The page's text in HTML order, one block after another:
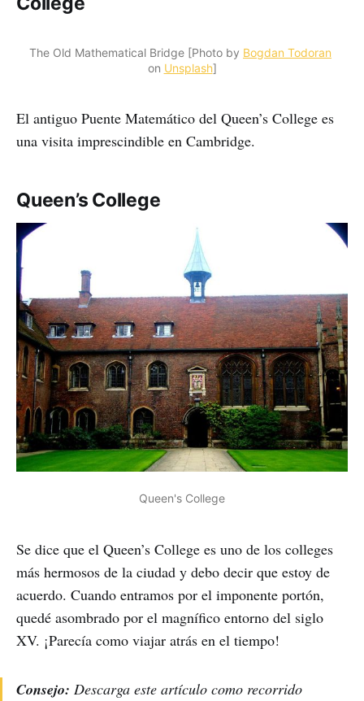
The Old Mathematical Bridge [Photo by Bogdan Todoran
on Unsplash]
El antiguo Puente Matemático del Queen’s College es
una visita imprescindible en Cambridge.
Queen’s College
Queen's College
Se dice que el Queen’s College es uno de los colleges
más hermosos de la ciudad y debo decir que estoy de
acuerdo. Cuando entramos por el imponente portón,
quedé asombrado por el magnífico entorno del siglo
XV. ¡Parecía como viajar atrás en el tiempo!
Consejo: Descarga este artículo como recorrido